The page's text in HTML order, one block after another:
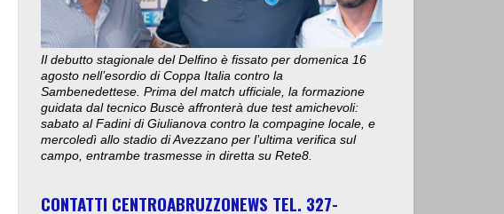
Il debutto stagionale del Delfino è fissato per domenica 16
agosto nell’esordio di Coppa Italia contro la
Sambenedettese. Prima del match ufficiale, la formazione
guidata dal tecnico Buscè affronterà due test amichevoli:
sabato al Fadini di Giulianova contro la compagine locale, e
mercoledì allo stadio di Avezzano per l’ultima verifica sul
campo, entrambe trasmesse in diretta su Rete8.
CONTATTI CENTROABRUZZONEWS TEL. 327-